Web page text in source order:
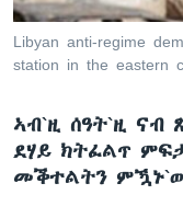
ቂሔ ጽልሚ
ቋንቋታት
Libyan anti-regime
station in the eastern
ኣብ`ዚ ሰዓት`ዚ ናብ
ደሃይ ክትፈልጥ
መቕተልትን